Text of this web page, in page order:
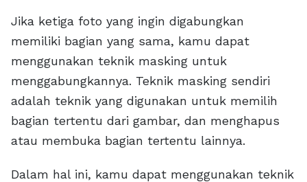
Jika ketiga foto yang ingin digabungkan
memiliki bagian yang sama, kamu dapat
menggunakan teknik masking untuk
menggabungkannya. Teknik masking sendiri
adalah teknik yang digunakan untuk memilih
bagian tertentu dari gambar, dan menghapus
atau membuka bagian tertentu lainnya.
Dalam hal ini, kamu dapat menggunakan teknik